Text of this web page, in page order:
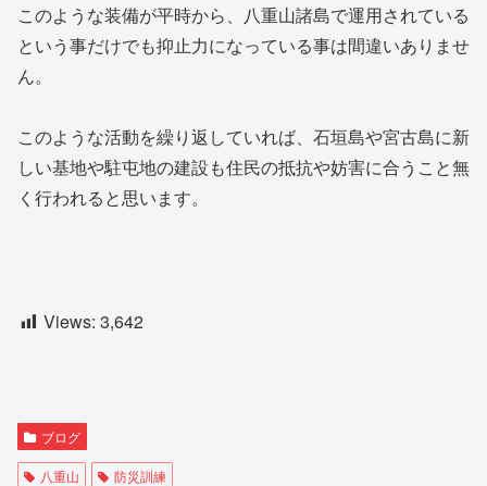
このような装備が平時から、八重山諸島で運用されている
という事だけでも抑止力になっている事は間違いありませ
ん。
このような活動を繰り返していれば、石垣島や宮古島に新
しい基地や駐屯地の建設も住民の抵抗や妨害に合うこと無
く行われると思います。
Views: 3,642
ブログ
八重山 防災訓練